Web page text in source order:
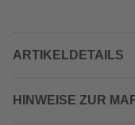
ARTIKELDETAILS
HINWEISE ZUR